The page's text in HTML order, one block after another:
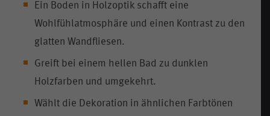
Ein Boden in Holzoptik schafft eine
Wohlfühlatmosphäre und einen Kontrast zu den
glatten Wandfliesen.
Greift bei einem hellen Bad zu dunklen
Holzfarben und umgekehrt.
Wählt die Dekoration in ähnlichen Farbtönen